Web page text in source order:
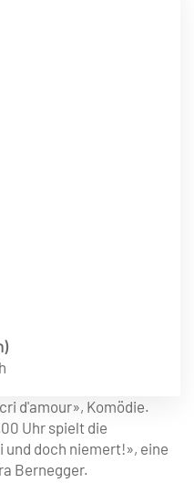
d'amour», Komödie.
Uhr spielt die
und doch niemert!», eine
Bernegger.